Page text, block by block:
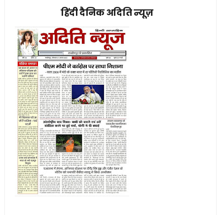
हिंदी दैनिक अदिति न्यूज़